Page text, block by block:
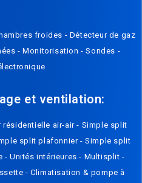
froides - Détecteur de gaz
-Monitorisation-Sondes -
et ventilation:
résidentielle air-air- Simple split
split plafonnier-Simple split
-Unités intérieures- Multisplit-
-Climatisation & pompe à